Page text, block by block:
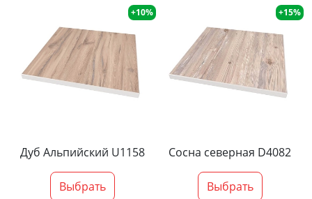
+10%
Дуб Альпийский U1158
Выбрать
+15%
Сосна северная D4082
Выбрать